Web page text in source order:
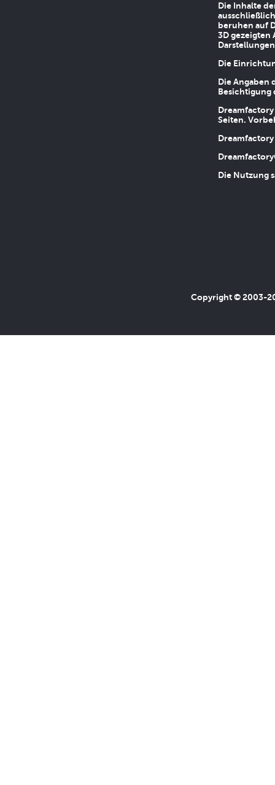
Die Inhalte
beruhen auf
3D gezeigten
Die
Die
Besichtigung
Seiten.
Die Nutzung
Copyright © 2003-